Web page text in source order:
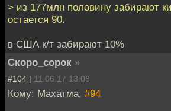
> из 177млн половину забирают
остается 90.
в США к/т забирают 10%
Скоро_сорок »
#104 | 11.06.17 13:08
Кому: Махатма, #94